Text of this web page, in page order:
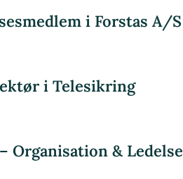
i Forstas A/S
i Telesikring
Organisation & Ledelse